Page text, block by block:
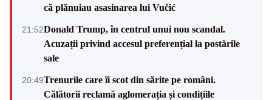
că plănuiau asasinarea lui Vučić
21:52Donald Trump, în centrul unui nou scandal.
Acuzații privind accesul preferențial la postările
sale
20:49Trenurile care îi scot din sărite pe români.
Călătorii reclamă aglomerația și condițiile